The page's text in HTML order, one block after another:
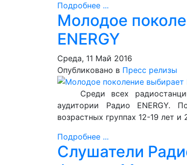
Подробнее ...
Молодое
ENERGY
Среда, 11 Май 2016
Опубликовано в Пресс релизы
Среди всех
аудитории Радио ENERGY.
возрастных группах 12-19 лет и
Подробнее ...
Слушатели